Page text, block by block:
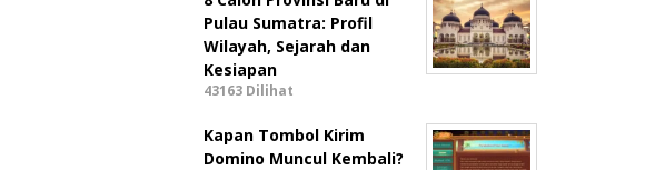
Pulau Sumatra: Profil
Wilayah, Sejarah dan
Kesiapan
43163 Dilihat
Kapan Tombol Kirim
Domino Muncul Kembali?